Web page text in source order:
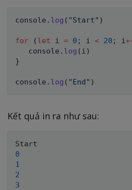
console . log ( "Start" )
for ( let i = 0 ; i < 20 ; i
   console
. log ( i )
}
console . log ( "End" )
Kết quả in ra như sau:
0
1
2
3